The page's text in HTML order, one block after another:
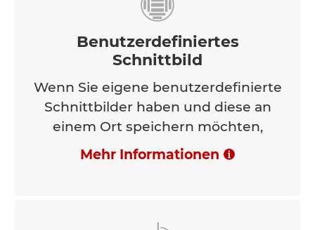
Benutzerdefiniertes
Schnittbild
Wenn Sie eigene benutzerdefinierte
Schnittbilder haben und diese an
einem Ort speichern möchten,
Mehr Informationen